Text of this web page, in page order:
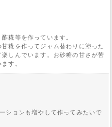
糀等を作っています。
糀を作ってジャム替わりに塗った
しんでいます。お砂糖の甘さが苦
す。
ションも増やして作ってみたいで